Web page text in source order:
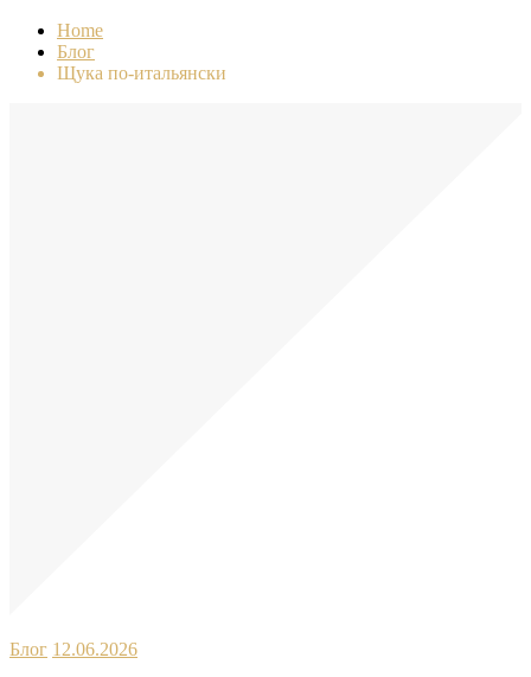
Home
Блог
Щука по-итальянски
Блог 12.06.2026